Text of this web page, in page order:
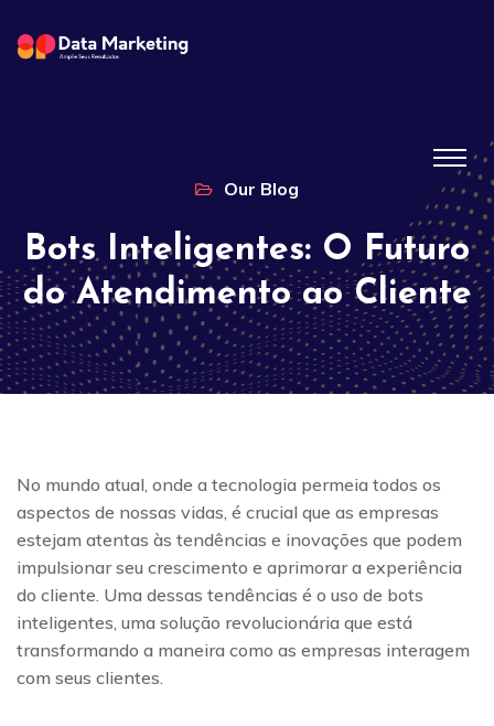
Our Blog
Bots Inteligentes: O Futuro
do Atendimento ao Cliente
No mundo atual, onde a tecnologia permeia todos os
aspectos de nossas vidas, é crucial que as empresas
estejam atentas às tendências e inovações que podem
impulsionar seu crescimento e aprimorar a experiência
do cliente. Uma dessas tendências é o uso de bots
inteligentes, uma solução revolucionária que está
transformando a maneira como as empresas interagem
com seus clientes.